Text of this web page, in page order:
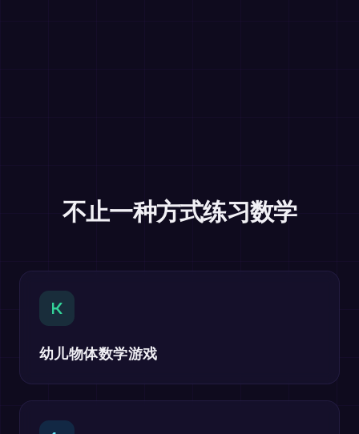
不止一种方式练习数学
K
幼儿物体数学游戏